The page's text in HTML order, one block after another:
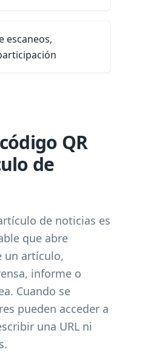
escaneos,
QR
de
de noticias es
que abre
un artículo,
informe o
Cuando se
pueden acceder a
una URL ni